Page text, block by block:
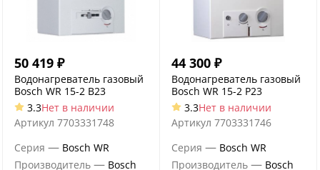
50 419 ₽
Водонагреватель газовый
Bosch WR 15-2 B23
3.3Нет в наличии
Артикул 7703331748
Серия — Bosch WR
Производитель — Bosch
44 300 ₽
Водонагреватель газовый
Bosch WR 15-2 P23
3.3Нет в наличии
Артикул 7703331746
Серия — Bosch WR
Производитель — Bosch